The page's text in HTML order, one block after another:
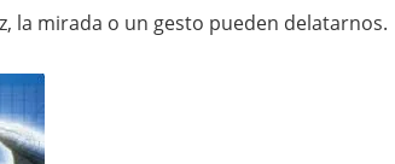
la mirada o un gesto pueden delatarnos.